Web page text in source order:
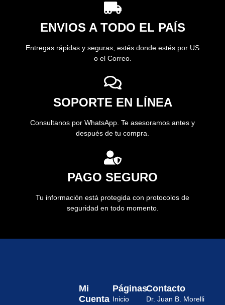
ENVIOS A TODO EL PAÍS
Entregas rápidas y seguras, estés donde estés por US
o el Correo.
SOPORTE EN LÍNEA
Consultanos por WhatsApp. Te asesoramos antes y
después de tu compra.
PAGO SEGURO
Tu información está protegida con protocolos de
seguridad en todo momento.
Páginas
Inicio
Mi
Cuenta
Contacto
Dr. Juan B. Morelli